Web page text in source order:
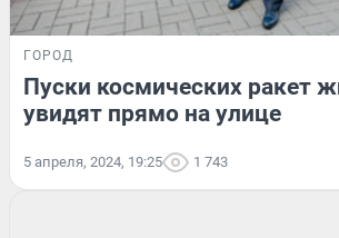
ГОРОД
Пуски космических ракет
увидят прямо на улице
5 апреля, 2024, 19:25 1 743